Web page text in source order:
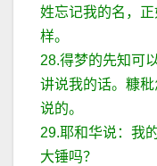
姓忘记我的名，
样。
28.得梦的先知可
讲说我的话。糠
说的。
29.耶和华说：我
大锤吗？